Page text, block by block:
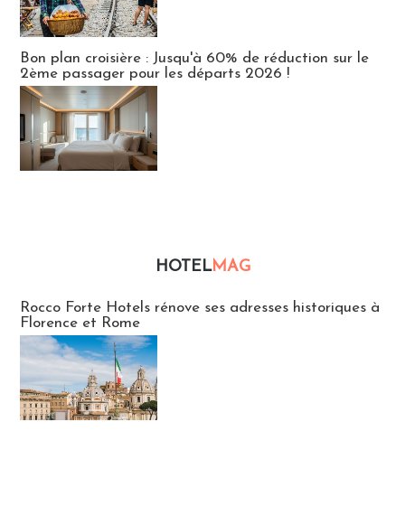
Bon plan croisière : Jusqu'à 60% de réduction sur le
2ème passager pour les départs 2026 !
HOTELMAG
Rocco Forte Hotels rénove ses adresses historiques à
Florence et Rome